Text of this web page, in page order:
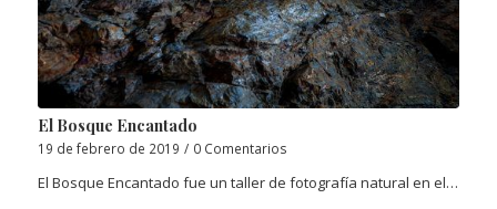
El Bosque Encantado
19 de febrero de 2019 / 0 Comentarios
El Bosque Encantado fue un taller de fotografía natural en el…